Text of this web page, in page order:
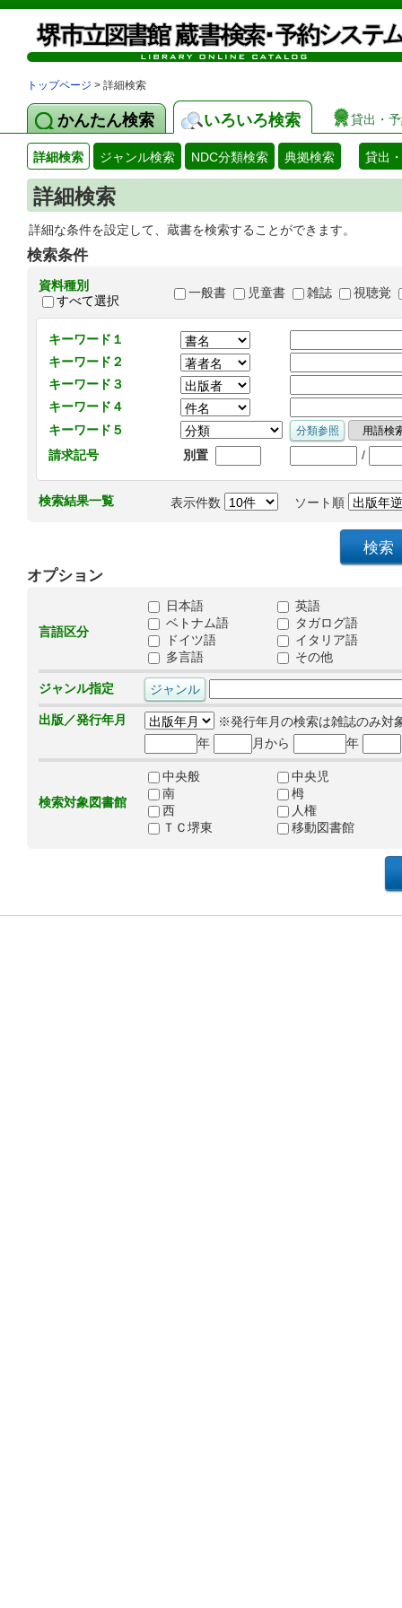
トップページ > 詳細検索
かんたん検索 いろいろ検索 貸出・
詳細検索 ジャンル検索 NDC分類検索 典拠検索 貸出
詳細検索
詳細な条件を設定して、蔵書を検索することができます。
検索条件
資料種別
すべて選択
一般書 児童書 雑誌 視聴覚
キーワード１
キーワード２
キーワード３
キーワード４
キーワード５
請求記号
別置 /
検索結果一覧 表示件数 ソート順
オプション
言語区分
日本語
英語
ベトナム語
タガログ語
ドイツ語
イタリア語
多言語
その他
ジャンル指定
出版／発行年月
※発行年月の検索は雑誌のみ対
年
月から 年
検索対象図書館
中央般
中央児
南
栂
西
人権
ＴＣ堺東
移動図書館